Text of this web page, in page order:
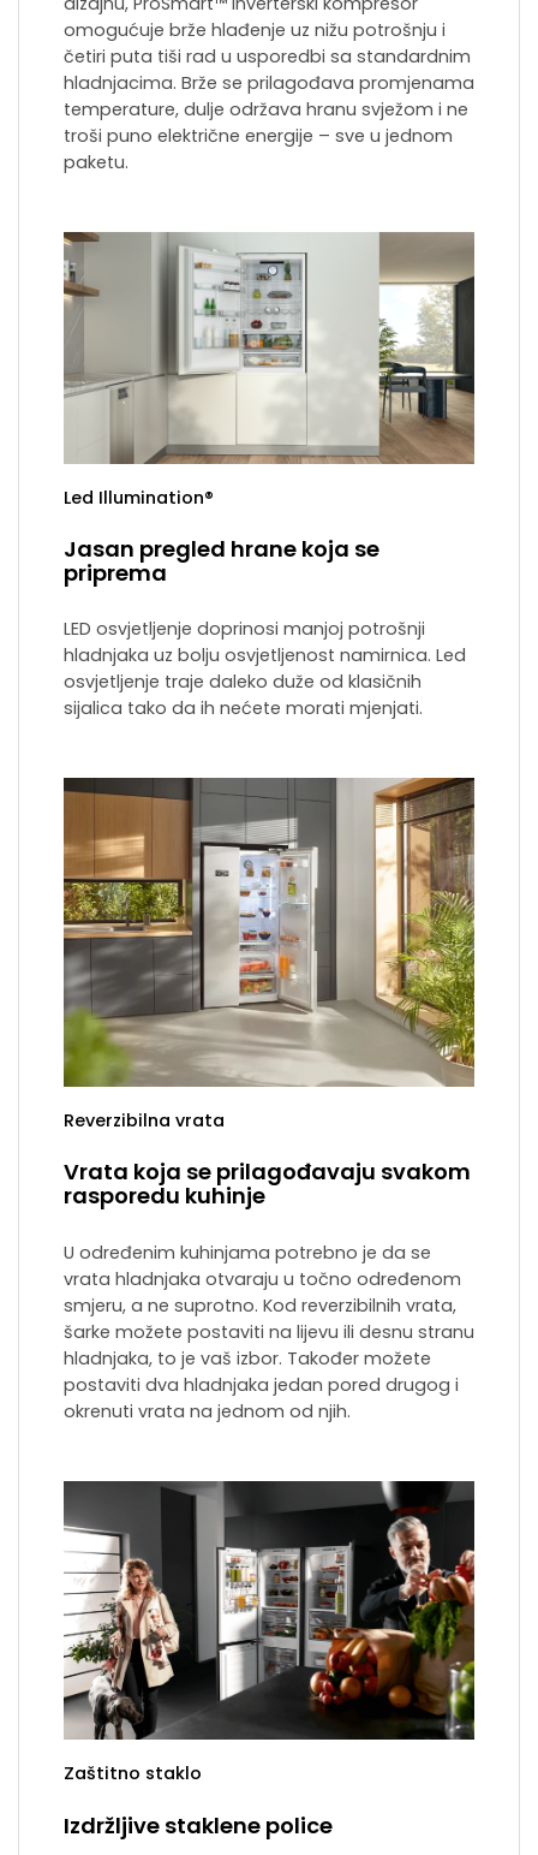
omogućuje brže hlađenje uz nižu potrošnju i
četiri puta tiši rad u usporedbi sa standardnim
hladnjacima. Brže se prilagođava promjenama
temperature, dulje održava hranu svježom i ne
troši puno električne energije – sve u jednom
paketu.
Led Illumination®
Jasan pregled hrane koja se
priprema
LED osvjetljenje doprinosi manjoj potrošnji
hladnjaka uz bolju osvjetljenost namirnica. Led
osvjetljenje traje daleko duže od klasičnih
sijalica tako da ih nećete morati mjenjati.
Reverzibilna vrata
Vrata koja se prilagođavaju svakom
rasporedu kuhinje
U određenim kuhinjama potrebno je da se
vrata hladnjaka otvaraju u točno određenom
smjeru, a ne suprotno. Kod reverzibilnih vrata,
šarke možete postaviti na lijevu ili desnu stranu
hladnjaka, to je vaš izbor. Također možete
postaviti dva hladnjaka jedan pored drugog i
okrenuti vrata na jednom od njih.
Zaštitno staklo
Izdržljive staklene police